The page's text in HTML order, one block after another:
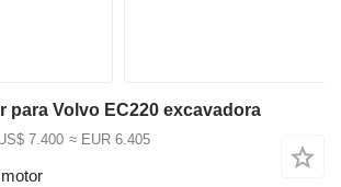
para Volvo EC220 excavadora
7.400 ≈ EUR 6.405